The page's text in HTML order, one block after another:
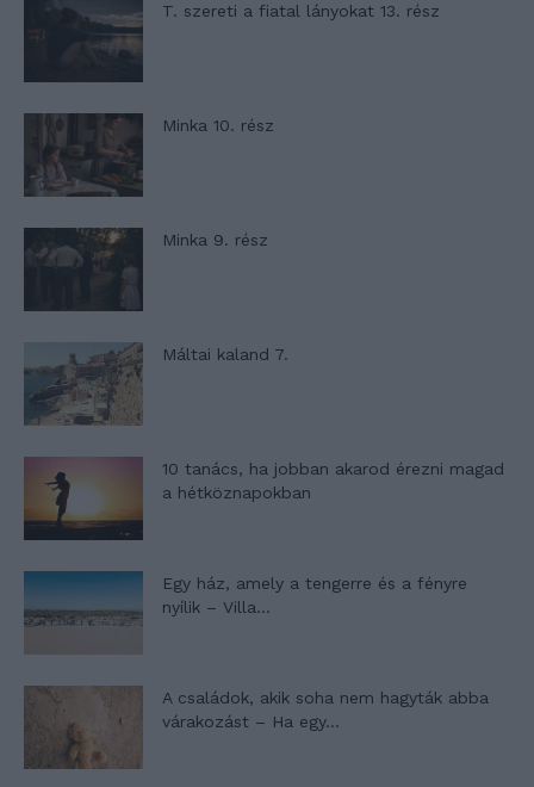
T. szereti a fiatal lányokat 13. rész
Minka 10. rész
Minka 9. rész
Máltai kaland 7.
10 tanács, ha jobban akarod érezni magad
a hétköznapokban
Egy ház, amely a tengerre és a fényre
nyílik – Villa...
A családok, akik soha nem hagyták abba
várakozást – Ha egy...